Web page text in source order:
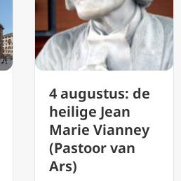
4 augustus: de
heilige Jean
Marie Vianney
(Pastoor van
Ars)